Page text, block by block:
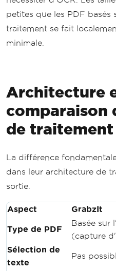
petites que les PDF basés
traitement se fait
minimale.
Architecture
comparaison
de traitement
La différence
dans leur architecture de
sortie.
Aspect GrabzIt
Type de PDF
Basée sur
(capture
Sélection de
texte
Pas